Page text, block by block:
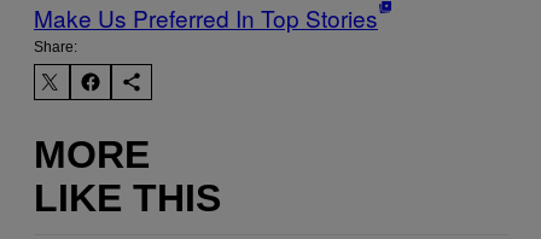
Make Us Preferred In Top Stories
Share:
MORE
LIKE THIS